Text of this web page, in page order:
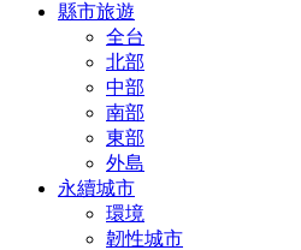
縣市旅遊
全台
北部
中部
南部
東部
外島
永續城市
環境
韌性城市